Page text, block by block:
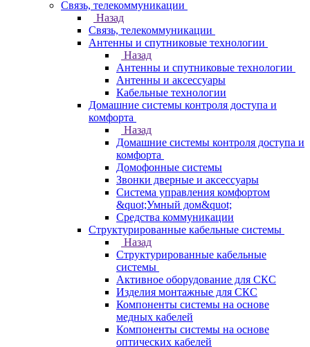
Связь, телекоммуникации
Назад
Связь, телекоммуникации
Антенны и спутниковые технологии
Назад
Антенны и спутниковые технологии
Антенны и аксессуары
Кабельные технологии
Домашние системы контроля доступа и
комфорта
Назад
Домашние системы контроля доступа и
комфорта
Домофонные системы
Звонки дверные и аксессуары
Система управления комфортом
&quot;Умный дом&quot;
Средства коммуникации
Структурированные кабельные системы
Назад
Структурированные кабельные
системы
Активное оборудование для СКС
Изделия монтажные для СКС
Компоненты системы на основе
медных кабелей
Компоненты системы на основе
оптических кабелей